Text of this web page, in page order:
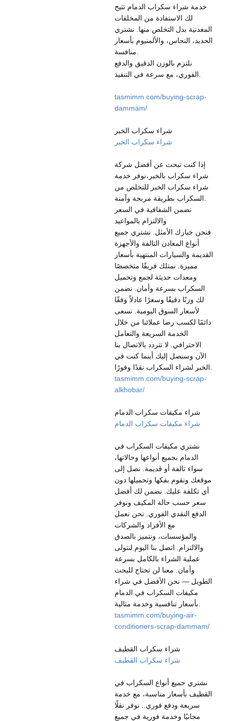
خدمة شراء سكراب الدمام تتيح
لك الاستفادة من المخلفات
المعدنية بدل التخلص منها. نشتري
الحديد، النحاس، والألمنيوم بأسعار
نلتزم بالوزن الدقيق والدفع
tasmimm.com/buying-scrap-
dammam/
شراء سكراب الخبر
شراء سكراب الخبر
إذا كنت تبحث عن أفضل شركة
شراء سكراب بالخبر،نوفر خدمة
شراء سكراب الخبر للتخلص من
نضمن الشفافية في السعر
والالتزام بالمواعيد
فنحن خيارك الأمثل. نشتري جميع
أنواع المعادن التالفة والأجهزة
القديمة والسيارات المنتهية بأسعار
مميزة. نمتلك فريقًا متخصصًا
ومعدات حديثة لجمع وتحميل
السكراب بسرعة وأمان. نضمن
لك وزنًا دقيقًا وسعرًا عادلاً وفقًا
لأسعار السوق اليومية. نسعى
دائمًا لكسب رضا عملائنا من خلال
الخدمة السريعة والتعامل
الاحترافي. لا تتردد بالاتصال بنا
الآن وسنصل إليك أينما كنت في
tasmimm.com/buying-scrap-
alkhobar/
شراء مكيفات سكراب الدمام
شراء مكيفات سكراب الدمام
نشتري مكيفات السكراب في
الدمام بجميع أنواعها وحالاتها،
سواء تالفة أو قديمة. نصل إلى
موقعك ونقوم بفكها وتحميلها دون
أي تكلفة عليك. نضمن لك أفضل
سعر حسب حالة المكيف ونوفر
الدفع النقدي الفوري. نحن نعمل
مع الأفراد والشركات
والمؤسسات، ونتميز بالصدق
والالتزام. اتصل بنا اليوم لنتولى
عملية الشراء بالكامل بسرعة
وأمان. معنا لن تحتاج للبحث
الطويل — نحن الأفضل في شراء
مكيفات السكراب في الدمام
tasmimm.com/buying-air-
conditioners-scrap-dammam/
شراء سكراب القطيف
شراء سكراب القطيف
نشتري جميع أنواع السكراب في
القطيف بأسعار مناسبة، مع خدمة
سريعة ودفع فوري.. نوفر نقلًا
مجانيًا وخدمة فورية في جميع